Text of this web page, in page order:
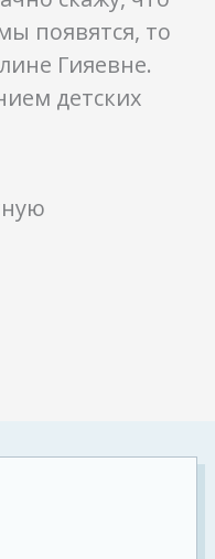
появятся, то
Гияевне.
детских